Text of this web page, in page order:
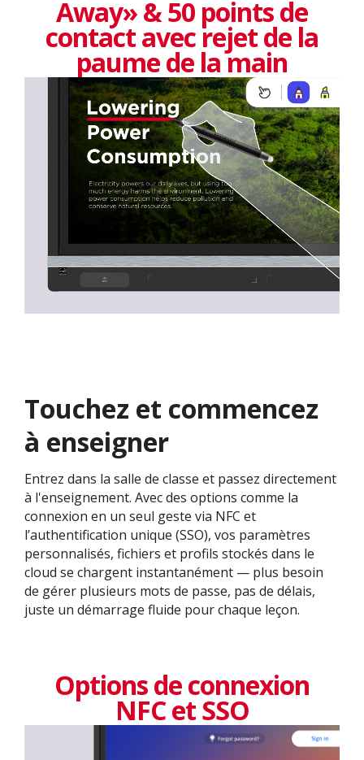
Away» & 50 points de
contact avec rejet de la
paume de la main
Touchez et commencez
à enseigner
Entrez dans la salle de classe et passez directement
à l'enseignement. Avec des options comme la
connexion en un seul geste via NFC et
l’authentification unique (SSO), vos paramètres
personnalisés, fichiers et profils stockés dans le
cloud se chargent instantanément — plus besoin
de gérer plusieurs mots de passe, pas de délais,
juste un démarrage fluide pour chaque leçon.
Options de connexion
NFC et SSO